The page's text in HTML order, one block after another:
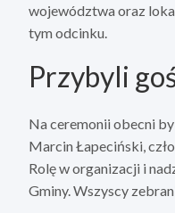
województwa oraz
tym odcinku.
Przybyli
Na ceremonii obecni
Marcin Łapeciński,
Rolę w organizacji i
Gminy. Wszyscy